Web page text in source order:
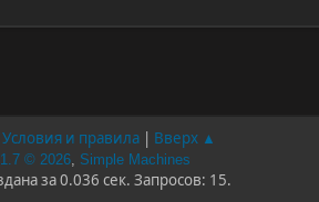
Условия и правила | Вверх ▲
© 2026, Simple Machines
за 0.036 сек. Запросов: 15.